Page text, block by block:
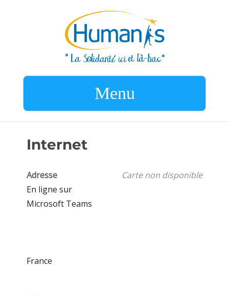
Menu
Internet
Carte non disponible
Adresse
En ligne sur
Microsoft Teams
France